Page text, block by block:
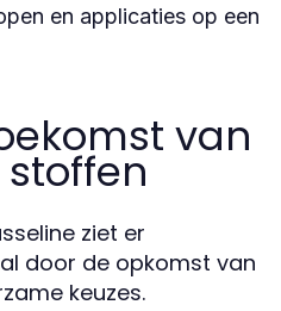
en applicaties op een
van
ziet er
door de opkomst van
keuzes.